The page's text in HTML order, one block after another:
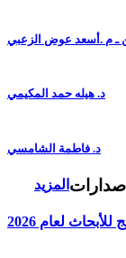
ـ م .أسعد عوض الزعبي
د. هيله حمد المكيمي
د. فاطمة الشامسي
المزيد إصدارات
لعام 2026